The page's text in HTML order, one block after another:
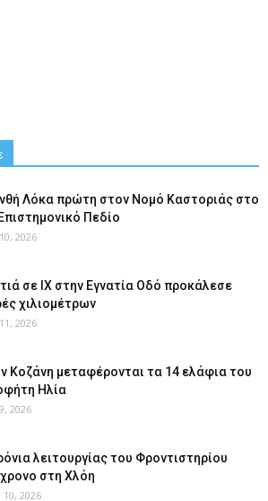
Λόκα πρώτη στον Νομό Καστοριάς στο
Πεδίο
2026
σε ΙΧ στην Εγνατία Οδό προκάλεσε
χιλιομέτρων
2026
Κοζάνη μεταφέρονται τα 14 ελάφια του
Ηλία
2026
λειτουργίας του Φροντιστηρίου
στη Χλόη
10, 2026